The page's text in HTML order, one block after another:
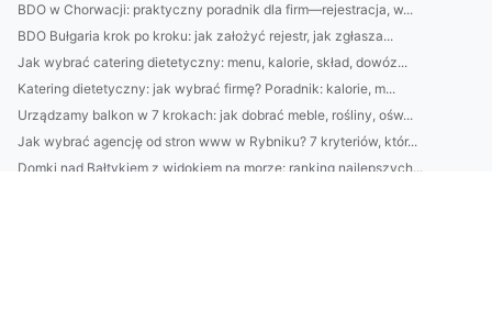
BDO w Chorwacji: praktyczny poradnik dla firm—rejestracja, w...
BDO Bułgaria krok po kroku: jak założyć rejestr, jak zgłasza...
Jak wybrać catering dietetyczny: menu, kalorie, skład, dowóz...
Katering dietetyczny: jak wybrać firmę? Poradnik: kalorie, m...
Urządzamy balkon w 7 krokach: jak dobrać meble, rośliny, ośw...
Jak wybrać agencję od stron www w Rybniku? 7 kryteriów, któr...
Domki nad Bałtykiem z widokiem na morze: ranking najlepszych...